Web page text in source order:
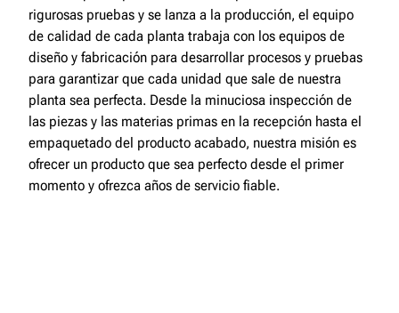
rigurosas pruebas y se lanza a la producción, el equipo
de calidad de cada planta trabaja con los equipos de
diseño y fabricación para desarrollar procesos y pruebas
para garantizar que cada unidad que sale de nuestra
planta sea perfecta. Desde la minuciosa inspección de
las piezas y las materias primas en la recepción hasta el
empaquetado del producto acabado, nuestra misión es
ofrecer un producto que sea perfecto desde el primer
momento y ofrezca años de servicio fiable.